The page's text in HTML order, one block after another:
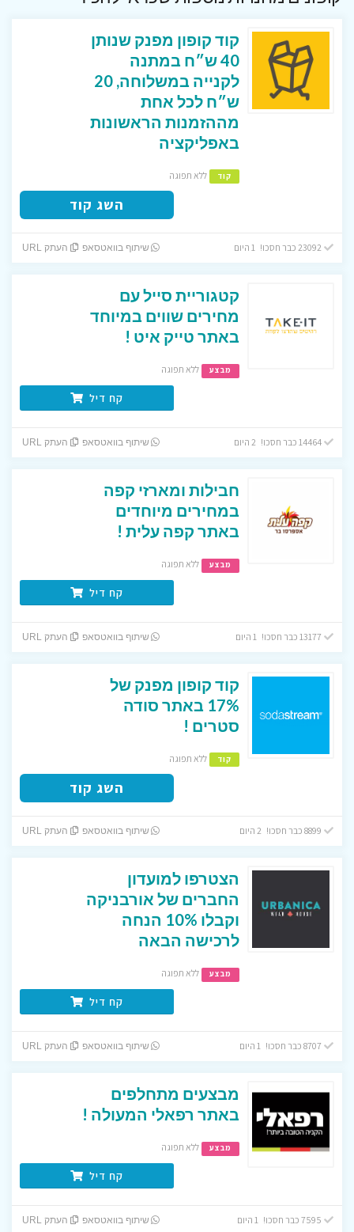
קוד קופון מפנק שנותן
40 ש״ח במתנה
לקנייה במשלוחה, 20
ש״ח לכל אחת
מההזמנות הראשונות
באפליקציה
קוד ללא תפוגה
השג קוד
23092 כבר חסכו! 1 היום שיתוף בוואטסאפ העתק URL
קטגוריית סייל עם
מחירים שווים במיוחד
באתר טייק איט !
מבצע ללא תפוגה
קח דיל
14464 כבר חסכו! 2 היום שיתוף בוואטסאפ העתק URL
חבילות ומארזי קפה
במחירים מיוחדים
באתר קפה עלית !
מבצע ללא תפוגה
קח דיל
שיתוף בוואטסאפ העתק URL
קוד קופון מפנק של
17% באתר סודה
סטרים !
קוד ללא תפוגה
השג קוד
שיתוף בוואטסאפ העתק URL
הצטרפו למועדון
החברים של אורבניקה
וקבלו 10% הנחה
לרכישה הבאה
מבצע ללא תפוגה
קח דיל
שיתוף בוואטסאפ העתק URL
מבצעים מתחלפים
באתר רפאלי המעולה !
מבצע ללא תפוגה
קח דיל
שיתוף בוואטסאפ העתק URL